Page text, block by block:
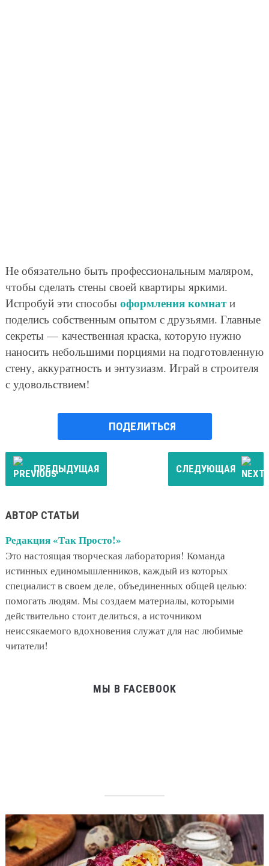
Не обязательно быть профессиональным маляром,
чтобы сделать стены своей квартиры яркими.
Испробуй эти способы оформления комнати
поделись собственным опытом с друзьями. Главные
секреты — качественная краска, которую нужно
наносить небольшими порциями на подготовленную
стену, аккуратность и энтузиазм. Играй в строителя
с удовольствием!
ПОДЕЛИТЬСЯ
ПРЕДЫДУЩАЯ СЛЕДУЮЩАЯ
АВТОР СТАТЬИ
Редакция «Так Просто!»
Это настоящая творческая лаборатория! Команда
истинных единомышленников, каждый из которых
специалист в своем деле, объединенных общей целью:
помогать людям. Мы создаем материалы, которыми
действительно стоит делиться, а источником
неиссякаемого вдохновения служат для нас любимые
читатели!
МЫ В FACEBOOK